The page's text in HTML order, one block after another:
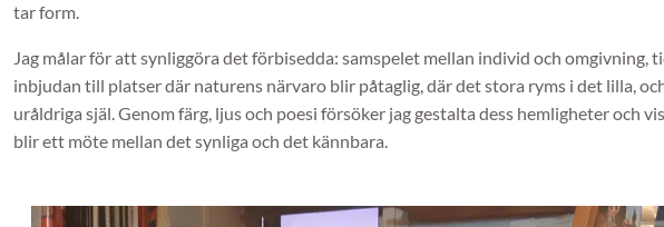
tar form.
Jag målar för att synliggöra det förbisedda: samspelet mellan individ och omgivning,
inbjudan till platser där naturens närvaro blir påtaglig, där det stora ryms i det lilla,
uråldriga själ. Genom färg, ljus och poesi försöker jag gestalta dess hemligheter och
blir ett möte mellan det synliga och det kännbara.